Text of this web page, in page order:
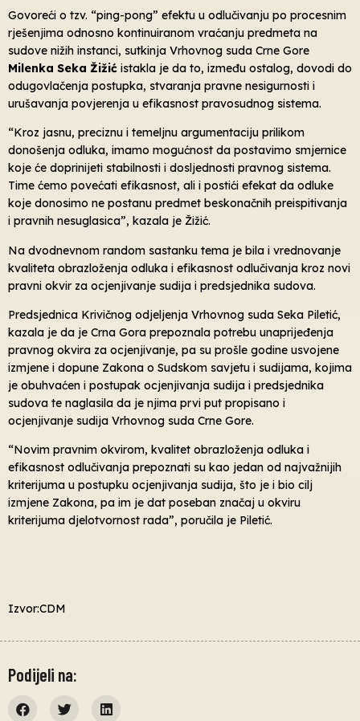
Govoreći o tzv. “ping-pong” efektu u odlučivanju po procesnim
rješenjima odnosno kontinuiranom vraćanju predmeta na
sudove nižih instanci, sutkinja Vrhovnog suda Crne Gore
Milenka Seka Žižić istakla je da to, između ostalog, dovodi do
odugovlačenja postupka, stvaranja pravne nesigurnosti i
urušavanja povjerenja u efikasnost pravosudnog sistema.
“Kroz jasnu, preciznu i temeljnu argumentaciju prilikom
donošenja odluka, imamo mogućnost da postavimo smjernice
koje će doprinijeti stabilnosti i dosljednosti pravnog sistema.
Time ćemo povećati efikasnost, ali i postići efekat da odluke
koje donosimo ne postanu predmet beskonačnih preispitivanja
i pravnih nesuglasica”, kazala je Žižić.
Na dvodnevnom random sastanku tema je bila i vrednovanje
kvaliteta obrazloženja odluka i efikasnost odlučivanja kroz novi
pravni okvir za ocjenjivanje sudija i predsjednika sudova.
Predsjednica Krivičnog odjeljenja Vrhovnog suda Seka Piletić,
kazala je da je Crna Gora prepoznala potrebu unaprijeđenja
pravnog okvira za ocjenjivanje, pa su prošle godine usvojene
izmjene i dopune Zakona o Sudskom savjetu i sudijama, kojima
je obuhvaćen i postupak ocjenjivanja sudija i predsjednika
sudova te naglasila da je njima prvi put propisano i
ocjenjivanje sudija Vrhovnog suda Crne Gore.
“Novim pravnim okvirom, kvalitet obrazloženja odluka i
efikasnost odlučivanja prepoznati su kao jedan od najvažnijih
kriterijuma u postupku ocjenjivanja sudija, što je i bio cilj
izmjene Zakona, pa im je dat poseban značaj u okviru
kriterijuma djelotvornost rada”, poručila je Piletić.
Izvor:CDM
Podijeli na: